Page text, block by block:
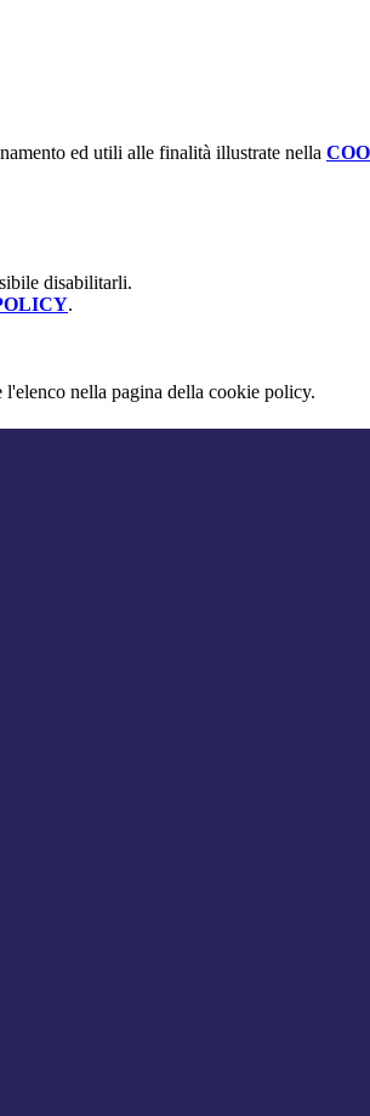
ed utili alle finalità illustrate nella
disabilitarli.
.
nella pagina della cookie policy.